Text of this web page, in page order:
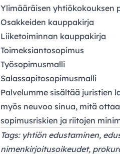
Ylimääräisen yhtiökokouksen
Osakkeiden kauppakirja
Liiketoiminnan kauppakirja
Toimeksiantosopimus
Työsopimusmalli
Salassapitosopimusmalli
Palvelumme sisältää juristien
myös neuvoo sinua, mitä
sopimusriskien ja riitojen
Tags: yhtiön edustaminen,
nimenkirjoitusoikeudet,